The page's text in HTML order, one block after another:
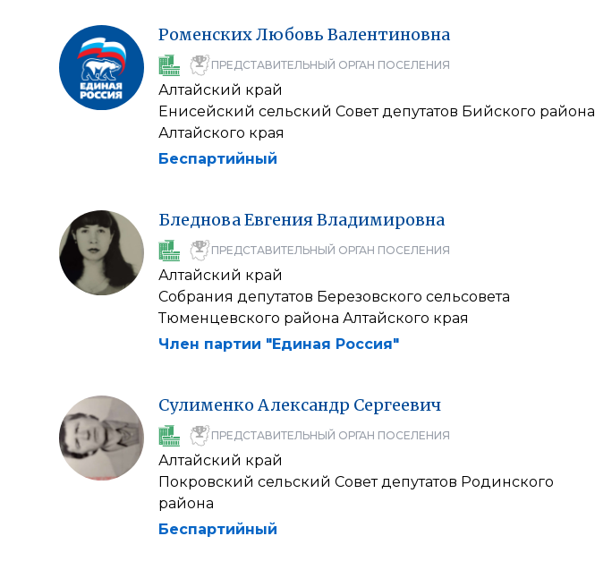
РоменскихЛюбовь Валентиновна
ПРЕДСТАВИТЕЛЬНЫЙ ОРГАН ПОСЕЛЕНИЯ
Алтайский край
Енисейский сельский Совет депутатов Бийского района
Алтайского края
Беспартийный
БледноваЕвгенияВладимировна
ПРЕДСТАВИТЕЛЬНЫЙ ОРГАН ПОСЕЛЕНИЯ
Алтайский край
Собрания депутатов Березовского сельсовета
Тюменцевского района Алтайского края
Член партии "Единая Россия"
Сулименко Александр Сергеевич
ПРЕДСТАВИТЕЛЬНЫЙ ОРГАН ПОСЕЛЕНИЯ
Алтайский край
Покровский сельский Совет депутатов Родинского
района
Беспартийный